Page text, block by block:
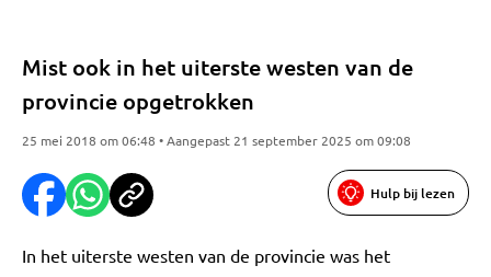
Mist ook in het uiterste westen van de
provincie opgetrokken
25 mei 2018 om 06:48 • Aangepast 21 september 2025 om 09:08
Hulp bij lezen
In het uiterste westen van de provincie was het